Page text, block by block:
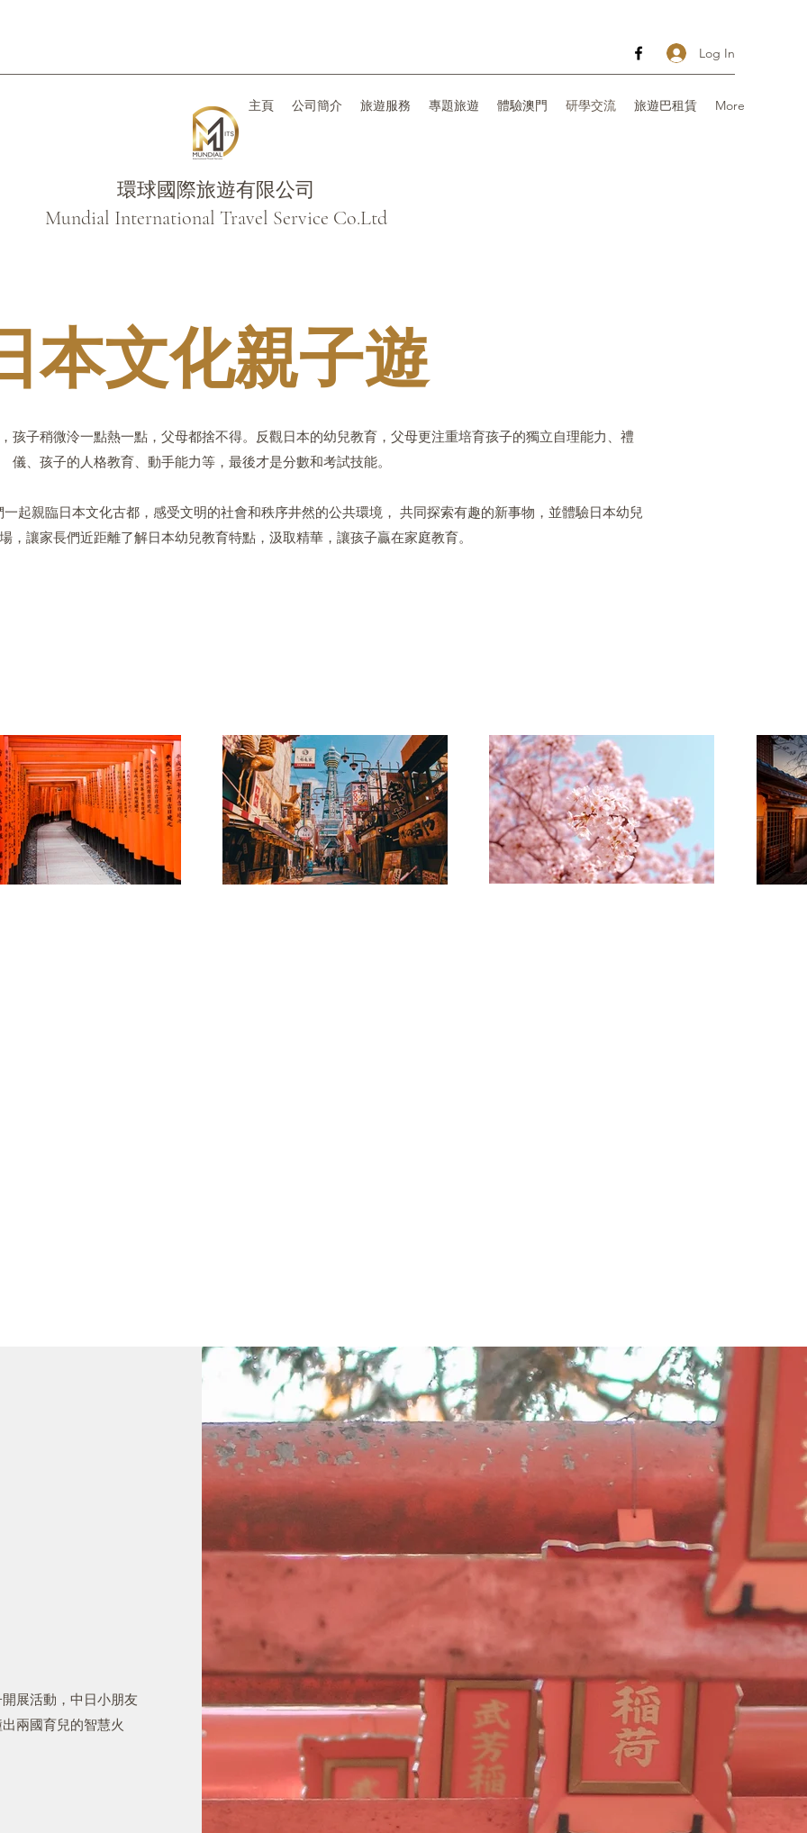
Log In
主頁 公司簡介 旅遊服務 專題旅遊 體驗澳門 研學交流 旅遊巴租賃 More
環球國際旅遊有限公司
Mundial International Travel Service Co.Ltd
本文化親子遊
孩子稍微泠一點熱一點，父母都捨不得。反觀日本的幼兒教育，父母更注重培育孩子的獨立自理能力、禮
儀、孩子的人格教育、動手能力等，最後才是分數和考試技能。
起親臨日本文化古都，感受文明的社會和秩序井然的公共環境， 共同探索有趣的新事物，並體驗日本幼兒
，讓家長們近距離了解日本幼兒教育特點，汲取精華，讓孩子贏在家庭教育。
展活動，中日小朋友
兩國育兒的智慧火